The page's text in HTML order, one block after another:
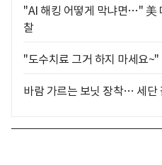
"AI 해킹 어떻게 막냐면…" 美
찰
"도수치료 그거 하지 마세요
바람 가르는 보닛 장착… 세단